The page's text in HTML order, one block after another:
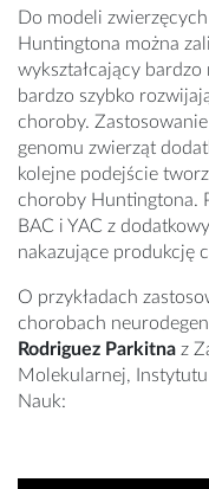
Do modeli
Huntingtona można
wykształcający bardzo
bardzo szybko
choroby.
genomu zwierząt
kolejne podejście
choroby Huntingtona.
BAC i YAC z
nakazujące produkcję
O przykładach
chorobach
Rodriguez Parkitna z
Molekularnej,
Nauk: